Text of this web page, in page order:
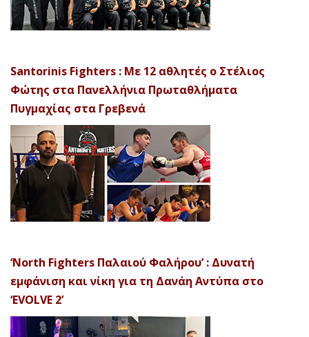
Santorinis Fighters : Με 12 αθλητές ο Στέλιος
Φώτης στα Πανελλήνια Πρωταθλήματα
Πυγμαχίας στα Γρεβενά
‘North Fighters Παλαιού Φαλήρου’ : Δυνατή
εμφάνιση και νίκη για τη Δανάη Αντύπα στο
‘EVOLVE 2’